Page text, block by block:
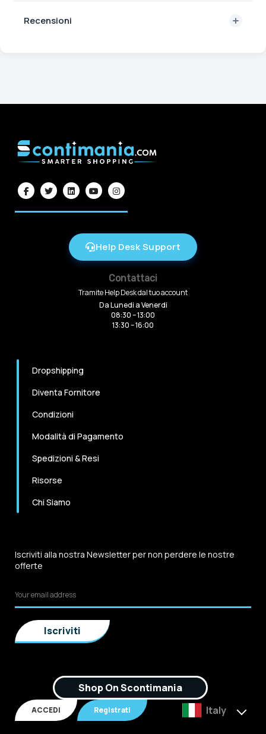
Recensioni
Help Desk Support
Contattaci
Tramite Help Desk dal tuo account
Da Lunedi a Venerdi
08:30 – 13:00
13:30 – 16:00
Dropshipping
Diventa Fornitore
Condizioni
Modalità di Pagamento
Spedizioni & Resi
Risorse
Chi Siamo
Iscriviti alla nostra Newsletter per non perdere le nostre
offerte
Shop On Scontimania
ACCEDI Registrati Italy